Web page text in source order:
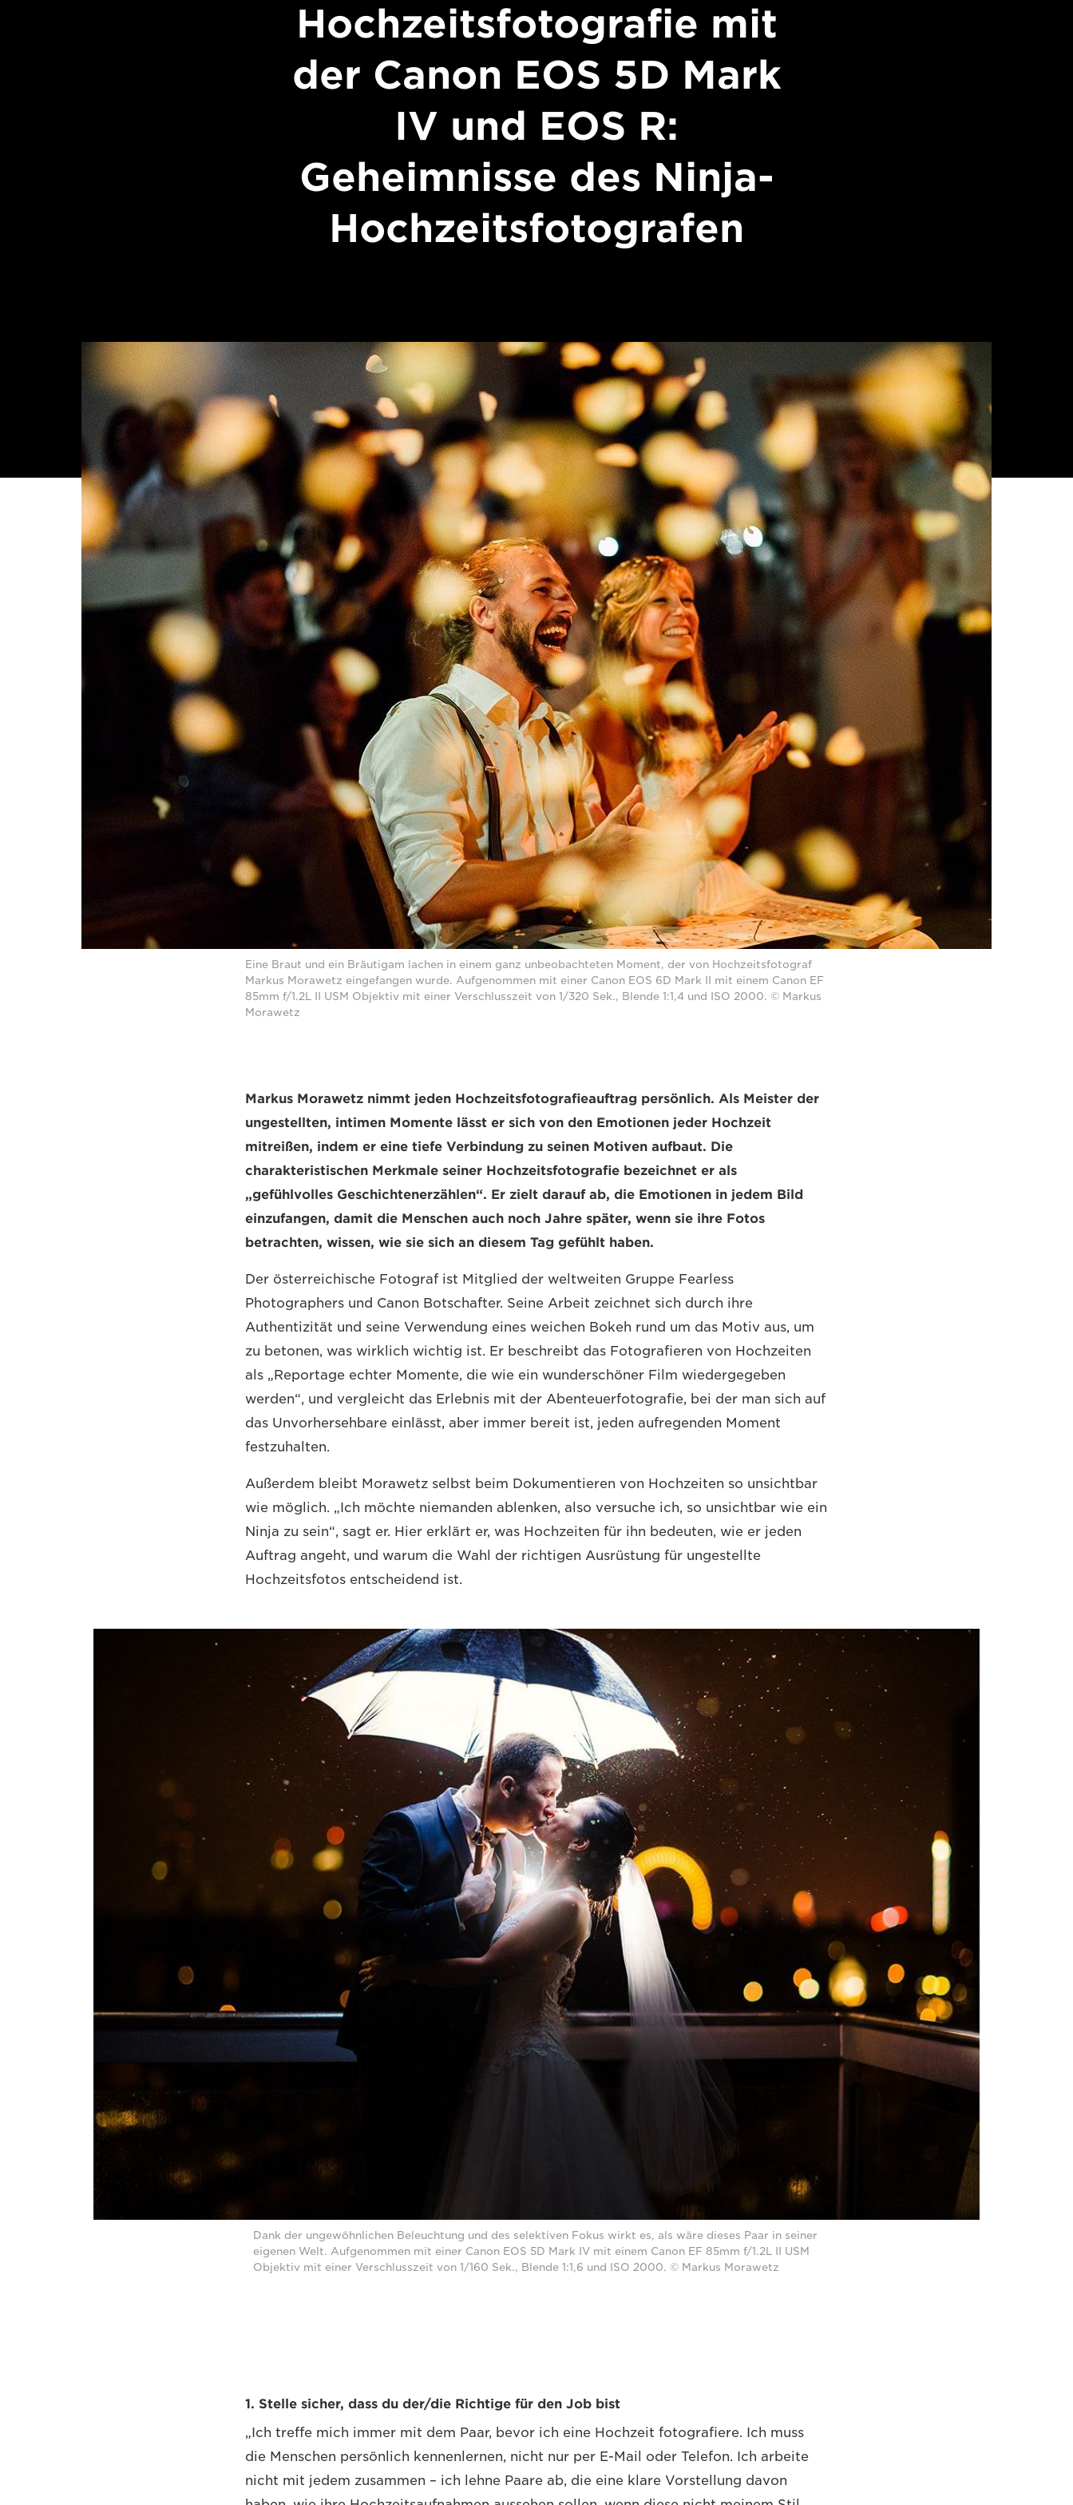
Hochzeitsfotografie mit
der Canon EOS 5D Mark
IV und EOS R:
Geheimnisse des Ninja-
Hochzeitsfotografen
Eine Braut und ein Bräutigam lachen in einem ganz unbeobachteten Moment, der von Hochzeitsfotograf
Markus Morawetz eingefangen wurde. Aufgenommen mit einer Canon EOS 6D Mark II mit einem Canon EF
85mm f/1.2L II USM Objektiv mit einer Verschlusszeit von 1/320 Sek., Blende 1:1,4 und ISO 2000. © Markus
Morawetz
Markus Morawetz nimmt jeden Hochzeitsfotografieauftrag persönlich. Als Meister der
ungestellten, intimen Momente lässt er sich von den Emotionen jeder Hochzeit
mitreißen, indem er eine tiefe Verbindung zu seinen Motiven aufbaut. Die
charakteristischen Merkmale seiner Hochzeitsfotografie bezeichnet er als
„gefühlvolles Geschichtenerzählen“. Er zielt darauf ab, die Emotionen in jedem Bild
einzufangen, damit die Menschen auch noch Jahre später, wenn sie ihre Fotos
betrachten, wissen, wie sie sich an diesem Tag gefühlt haben.
Der österreichische Fotograf ist Mitglied der weltweiten Gruppe Fearless
Photographers und Canon Botschafter. Seine Arbeit zeichnet sich durch ihre
Authentizität und seine Verwendung eines weichen Bokeh rund um das Motiv aus, um
zu betonen, was wirklich wichtig ist. Er beschreibt das Fotografieren von Hochzeiten
als „Reportage echter Momente, die wie ein wunderschöner Film wiedergegeben
werden“, und vergleicht das Erlebnis mit der Abenteuerfotografie, bei der man sich auf
das Unvorhersehbare einlässt, aber immer bereit ist, jeden aufregenden Moment
festzuhalten.
Außerdem bleibt Morawetz selbst beim Dokumentieren von Hochzeiten so unsichtbar
wie möglich. „Ich möchte niemanden ablenken, also versuche ich, so unsichtbar wie ein
Ninja zu sein“, sagt er. Hier erklärt er, was Hochzeiten für ihn bedeuten, wie er jeden
Auftrag angeht, und warum die Wahl der richtigen Ausrüstung für ungestellte
Hochzeitsfotos entscheidend ist.
Dank der ungewöhnlichen Beleuchtung und des selektiven Fokus wirkt es, als wäre dieses Paar in seiner
eigenen Welt. Aufgenommen mit einer Canon EOS 5D Mark IV mit einem Canon EF 85mm f/1.2L II USM
Objektiv mit einer Verschlusszeit von 1/160 Sek., Blende 1:1,6 und ISO 2000. © Markus Morawetz
1. Stelle sicher, dass du der/die Richtige für den Job bist
„Ich treffe mich immer mit dem Paar, bevor ich eine Hochzeit fotografiere. Ich muss
die Menschen persönlich kennenlernen, nicht nur per E-Mail oder Telefon. Ich arbeite
nicht mit jedem zusammen – ich lehne Paare ab, die eine klare Vorstellung davon